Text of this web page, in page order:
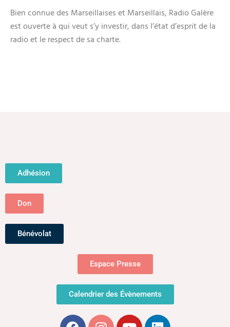
Bien connue des Marseillaises et Marseillais, Radio Galère
est ouverte à qui veut s’y investir, dans l’état d’esprit de la
radio et le respect de sa charte.
Adhésion
Don
Bénévolat
Espace Presse
Calendrier des Évènements